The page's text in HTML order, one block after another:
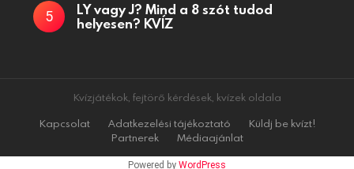
LY vagy J? Mind a 8 szót tudod
helyesen? KVÍZ
Kvízjátékok, fejtörő kérdések, kvízek oldala
Kapcsolat
Adatkezelési tájékoztató
Küldj be kvízt!
Partnerek
Médiaajánlat
Powered by WordPress